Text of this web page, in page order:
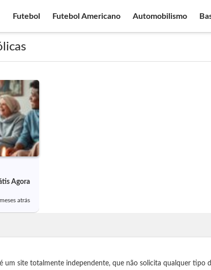
Futebol Futebol Americano Automobilismo
Agora
atrás
é um site totalmente independente, que não solicita qualquer tipo